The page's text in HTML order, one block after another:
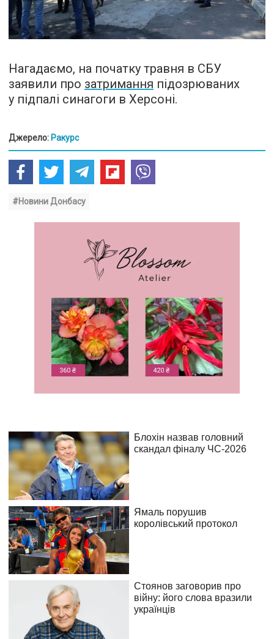
Нагадаємо, на початку травня в СБУ
заявили про затримання підозрюваних
у підпалі синагоги в Херсоні.
Джерело: Ракурс
#Новини Донбасу